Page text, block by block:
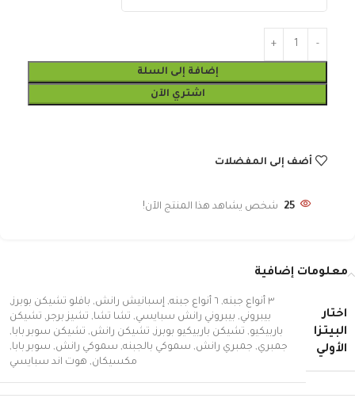
إضافة إلى السلة
اشتري الآن
أضف إلى المفضلات
25 شخص يشاهد هذا المنتج الآن!
معلومات إضافية
اختار
البيتزا
الأولي
٣ أنواع جبنه , ٦ أنواع جبنه , إسبانيش رانش, بافلو تشيكن بوبرز,
بيبروني, بيبروني رانش سبايسي, تشا تشا, تشيز برجر, تشيكن
باربيكيو, تشيكن باربيكيو بوبرز, تشيكن رانش, تشيكن سوبر بابا,
جمبري, جمبري رانش, سموكي بالجبنه, سموكي رانش, سوبر بابا,
مكسيكان, هوت اند سبايسي